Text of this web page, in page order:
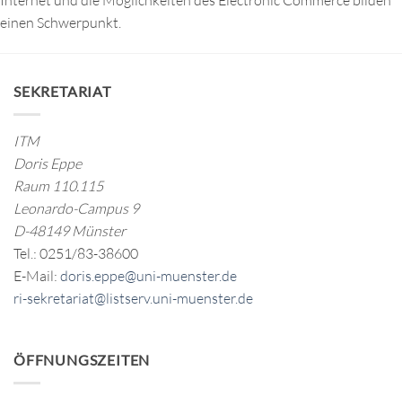
einen Schwerpunkt.
SEKRETARIAT
ITM
Doris Eppe
Raum 110.115
Leonardo-Campus 9
D-48149 Münster
Tel.: 0251/83-38600
E-Mail: doris.eppe@uni-muenster.de
ri-sekretariat@listserv.uni-muenster.de
ÖFFNUNGSZEITEN